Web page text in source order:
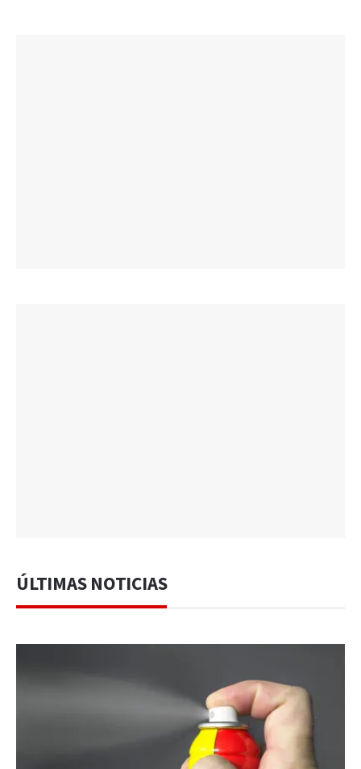
ÚLTIMAS NOTICIAS